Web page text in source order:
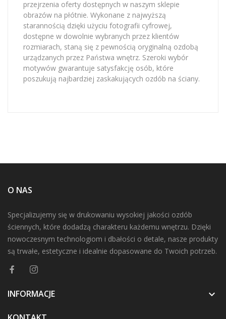
przejrzenia oferty dostępnych w naszym sklepie
obrazów na płótnie. Wykonane z najwyższą
starannością dzięki użyciu fotografii cyfrowej,
dostępne w dowolnie wybranych przez klientów
rozmiarach, staną się z pewnością oryginalną ozdobą
urządzanych przez Państwa wnętrz. Szeroki wybór
motywów gwarantuje satysfakcję osób, które
poszukują najbardziej zaskakujących ozdób na ściany.
O NAS
Specjalizujemy się w drukowaniu wysokiej jakości ozdób
ściennych, które dodadzą charakteru każdemu wnętrzu. Dzięki
nowoczesnym technologiom i dbałości o detale, nasze produkty
są trwałe, estetyczne i idealnie dopasowane do Twoich potrzeb.
INFORMACJE 